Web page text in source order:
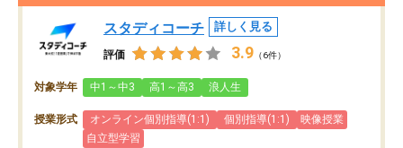
スタディコーチ 詳しく見る
評価 3.9 （6件）
対象学年 中1～中3 高1～高3 浪人生
授業形式 オンライン個別指導(1:1) 個別指導(1:1)
映像授業
自立型学習